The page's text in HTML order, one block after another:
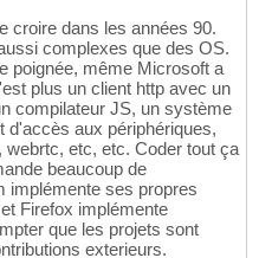
croire dans les années 90.
complexes que des OS.
poignée, même Microsoft a
plus un client http avec un
compilateur JS, un système
d'accès aux périphériques,
etc, etc. Coder tout ça
beaucoup de
implémente ses propres
Firefox implémente
que les projets sont
exterieurs.